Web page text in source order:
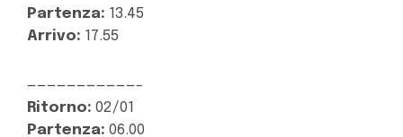
Partenza: 13.45
Arrivo: 17.55
———————————-
Ritorno: 02/01
Partenza: 06.00